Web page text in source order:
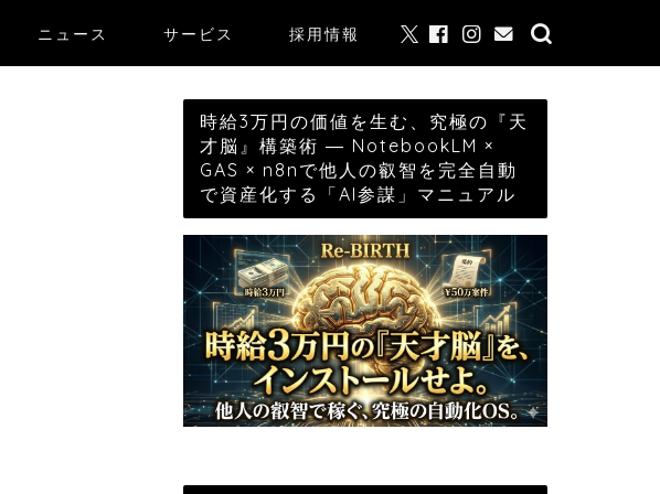
ニュース サービス 採用情報
時給3万円の価値を生む、究極の『天
才脳』構築術 ― NotebookLM ×
GAS × n8nで他人の叡智を完全自動
で資産化する「AI参謀」マニュアル